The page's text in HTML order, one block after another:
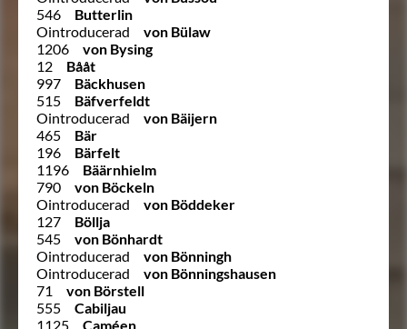
546
Butterlin
Ointroducerad
von Bülaw
1206
von Bysing
12
Bååt
997
Bäckhusen
515
Bäfverfeldt
Ointroducerad
von Bäijern
465
Bär
196
Bärfelt
1196
Bäärnhielm
790
von Böckeln
Ointroducerad
von Böddeker
127
Böllja
545
von Bönhardt
Ointroducerad
von Bönningh
Ointroducerad
von Bönningshausen
71
von Börstell
555
Cabiljau
1125
Caméen